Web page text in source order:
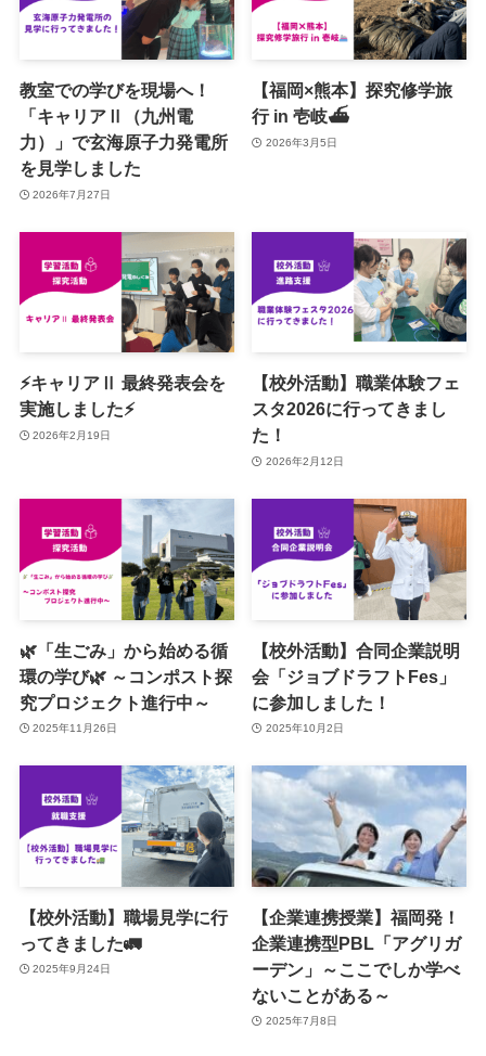
教室での学びを現場へ！
「キャリアⅡ（九州電
力）」で玄海原子力発電所
を見学しました
2026年7月27日
【福岡×熊本】探究修学旅
行 in 壱岐⛴️
2026年3月5日
⚡キャリアⅡ 最終発表会を
実施しました⚡
2026年2月19日
【校外活動】職業体験フェ
スタ2026に行ってきまし
た！
2026年2月12日
🌿「生ごみ」から始める循
環の学び🌿 ～コンポスト探
究プロジェクト進行中～
2025年11月26日
【校外活動】合同企業説明
会「ジョブドラフトFes」
に参加しました！
2025年10月2日
【校外活動】職場見学に行
ってきました🚛
2025年9月24日
【企業連携授業】福岡発！
企業連携型PBL「アグリガ
ーデン」～ここでしか学べ
ないことがある～
2025年7月8日